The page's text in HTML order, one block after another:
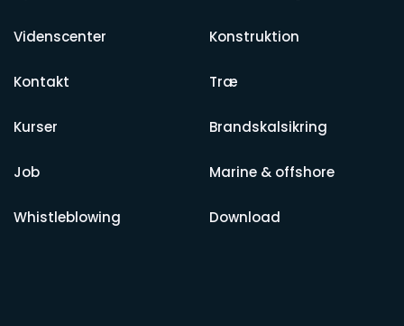
Videnscenter
Kontakt
Kurser
Job
Whistleblowing
Konstruktion
Træ
Brandskalsikring
Marine & offshore
Download